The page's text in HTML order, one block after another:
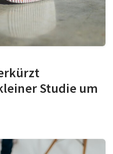
Studie um